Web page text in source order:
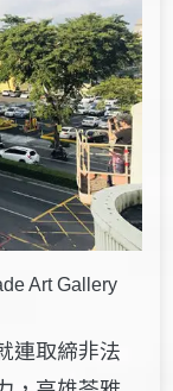
Art Gallery
連取締非法